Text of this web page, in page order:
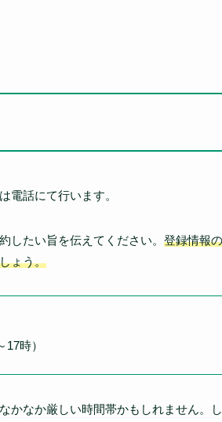
電話にて行います。
したい旨を伝えてください。 登録情報
ょう。
時）
かなか厳しい時間帯かもしれません。